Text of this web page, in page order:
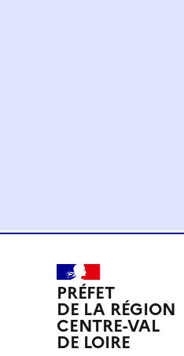
PRÉFET
DE LA RÉGION
CENTRE-VAL
DE LOIRE